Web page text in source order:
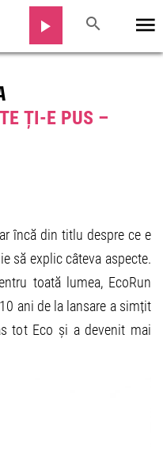
ȚI-E PUS –
încă din titlu despre ce e
să explic câteva aspecte.
toată lumea, EcoRun
ani de la lansare a simțit
tot Eco și a devenit mai